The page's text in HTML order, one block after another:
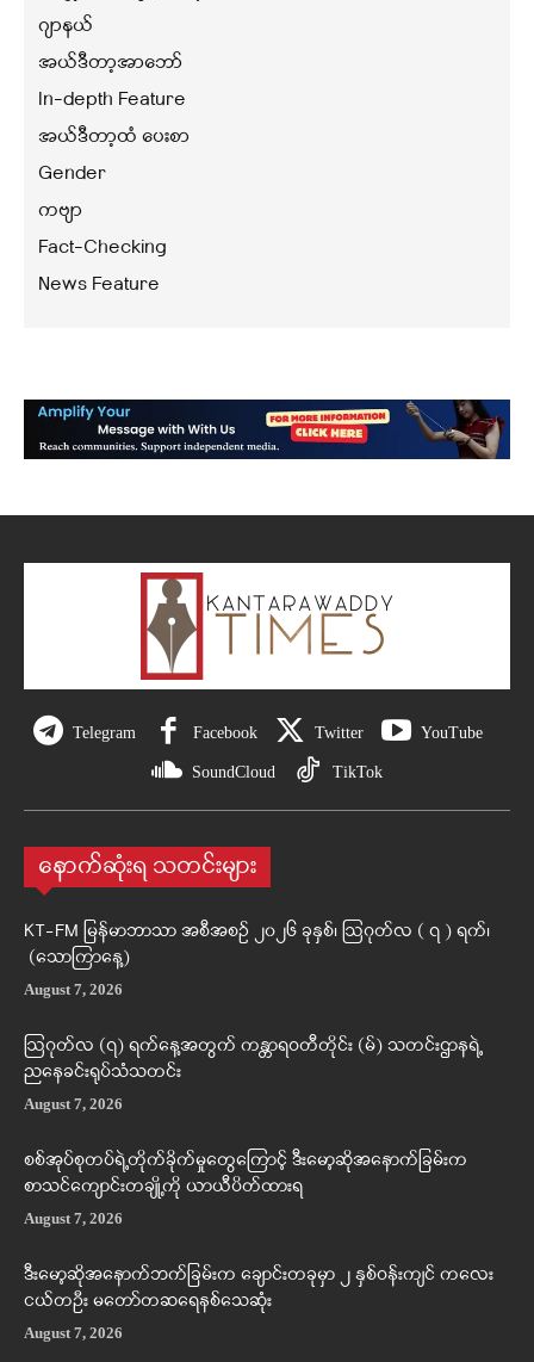
ဂျာနယ်
အယ်ဒီတာ့အာဘော်
In-depth Feature
အယ်ဒီတာ့ထံ ပေးစာ
Gender
ကဗျာ
Fact-Checking
News Feature
Telegram Facebook Twitter YouTube
SoundCloud TikTok
နောက်ဆုံးရ သတင်းများ
KT-FM မြန်မာဘာသာ အစီအစဉ် ၂၀၂၆ ခုနှစ်၊ ဩဂုတ်လ ( ၇ ) ရက်၊
(သောကြာနေ့)
August 7, 2026
ဩဂုတ်လ (၇) ရက်နေ့အတွက် ကန္တာရဝတီတိုင်း (မ်) သတင်းဌာနရဲ့
ညနေခင်းရုပ်သံသတင်း
August 7, 2026
စစ်အုပ်စုတပ်ရဲ့တိုက်ခိုက်မှုတွေကြောင့် ဒီးမော့ဆိုအနောက်ခြမ်းက
စာသင်ကျောင်းတချို့ကို ယာယီပိတ်ထားရ
August 7, 2026
ဒီးမော့ဆိုအနောက်ဘက်ခြမ်းက ချောင်းတခုမှာ ၂ နှစ်ဝန်းကျင် ကလေး
ငယ်တဦး မတော်တဆရေနစ်သေဆုံး
August 7, 2026